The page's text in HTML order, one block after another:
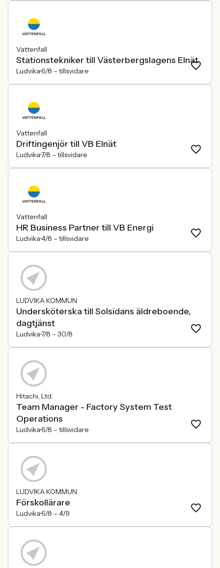
Vattenfall
Stationstekniker till Västerbergslagens Elnät
Ludvika6/8 – tillsvidare
Vattenfall
Driftingenjör till VB Elnät
Ludvika7/8 – tillsvidare
Vattenfall
HR Business Partner till VB Energi
Ludvika4/8 – tillsvidare
LUDVIKA KOMMUN
Undersköterska till Solsidans äldreboende,
dagtjänst
Ludvika7/8 – 30/8
Hitachi, Ltd.
Team Manager - Factory System Test
Operations
Ludvika6/8 – tillsvidare
LUDVIKA KOMMUN
Förskollärare
Ludvika6/8 – 4/9